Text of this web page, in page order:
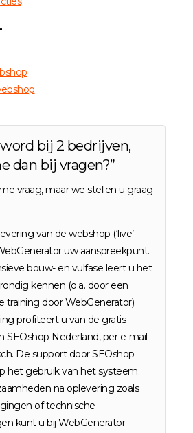
bij 2 bedrijven,
dan bij vragen?”
vraag, maar we stellen u graag
van de webshop (‘live’
uw aanspreekpunt.
bouw- en vulfase leert u het
kennen (o.a. door een
training door WebGenerator).
profiteert u van de gratis
SEOshop Nederland, per e-mail
De support door SEOshop
het gebruik van het systeem.
na oplevering zoals
of technische
kunt u bij WebGenerator